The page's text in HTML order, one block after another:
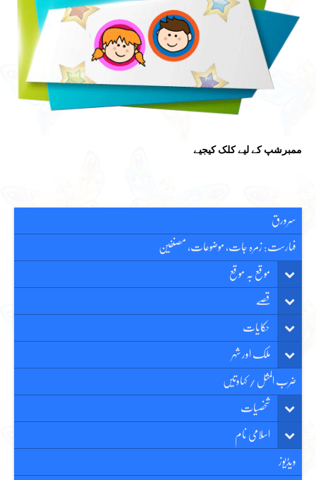
ممبرشپ کے لیے کلک کیجیے
سرورق
فہارست: زمرہ جات، موضوعات، مصنفین
موقع بہ موقع
قصّے
حکایات
ملک اور شہر
ضرب المثل / کہاوتیں
شخصیات
اسلامی نام
ویڈیوز